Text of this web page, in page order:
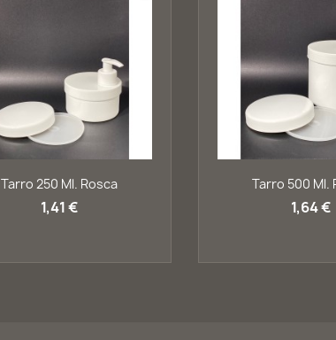
Vista rápida
Tarro 250 Ml. Rosca
1,41 €
Vista
Tarro 500 Ml.
1,64 €